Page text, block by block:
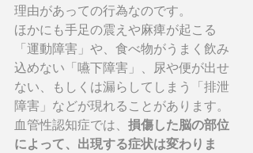
理由があっての行為なのです。
ほかにも手足の震えや麻痺が起こる
「運動障害」や、食べ物がうまく飲み
込めない「嚥下障害」、尿や便が出せ
ない、もしくは漏らしてしまう「排泄
障害」などが現れることがあります。
血管性認知症では、 損傷した脳の部位
によって、出現する症状は変わりま